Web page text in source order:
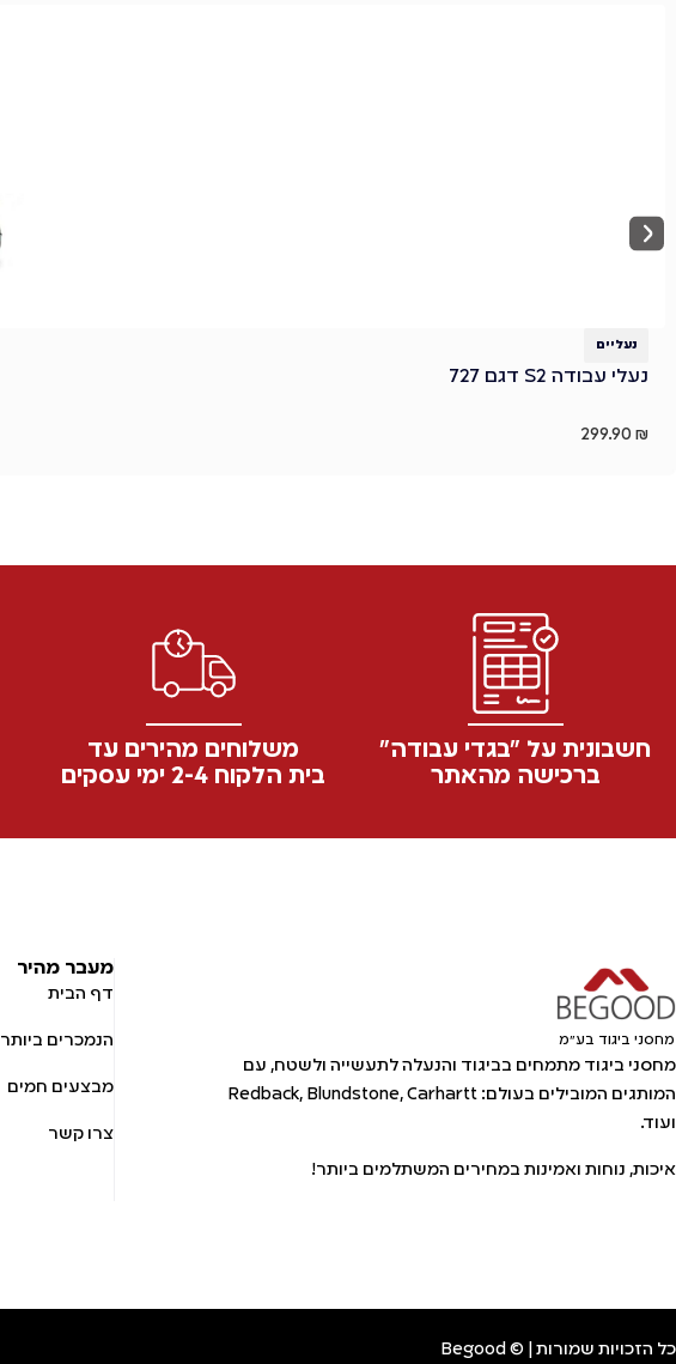
נעליים
נעלי עבודה S2 דגם 727
299.90 ₪
חשבונית על "בגדי עבודה"
ברכישה מהאתר
משלוחים מהירים עד
בית הלקוח 2-4 ימי עסקים
מחסני ביגוד בע"מ
מחסני ביגוד מתמחים בביגוד והנעלה לתעשייה ולשטח, עם
המותגים המובילים בעולם: Redback, Blundstone, Carhartt
ועוד.
איכות, נוחות ואמינות במחירים המשתלמים ביותר!
מעבר מהיר
דף הבית
הנמכרים ביותר
מבצעים חמים
צרו קשר
כל הזכויות שמורות | © Begood